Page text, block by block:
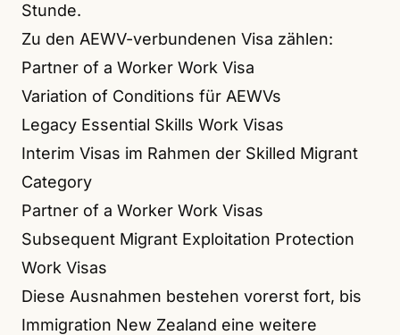
Stunde.
Zu den AEWV-verbundenen Visa zählen:
Partner of a Worker Work Visa
Variation of Conditions für AEWVs
Legacy Essential Skills Work Visas
Interim Visas im Rahmen der Skilled Migrant
Category
Partner of a Worker Work Visas
Subsequent Migrant Exploitation Protection
Work Visas
Diese Ausnahmen bestehen vorerst fort, bis
Immigration New Zealand eine weitere